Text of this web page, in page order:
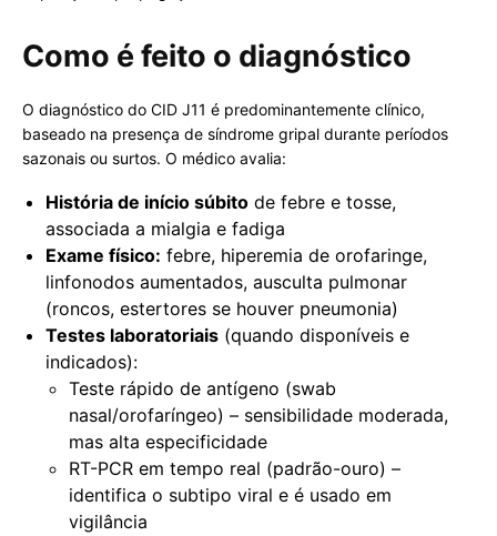
Como é feito o diagnóstico
O diagnóstico do CID J11 é predominantemente clínico,
baseado na presença de síndrome gripal durante períodos
sazonais ou surtos. O médico avalia:
História de início súbito de febre e tosse,
associada a mialgia e fadiga
Exame físico: febre, hiperemia de orofaringe,
linfonodos aumentados, ausculta pulmonar
(roncos, estertores se houver pneumonia)
Testes laboratoriais (quando disponíveis e
indicados):
Teste rápido de antígeno (swab
nasal/orofaríngeo) – sensibilidade moderada,
mas alta especificidade
RT-PCR em tempo real (padrão-ouro) –
identifica o subtipo viral e é usado em
vigilância